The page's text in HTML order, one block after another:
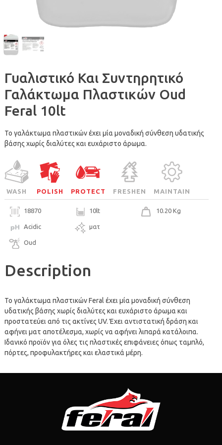
Γυαλιστικό Και Συντηρητικό
Γαλάκτωμα Πλαστικών Oud
Feral 10lt
Το γαλάκτωμα πλαστικών έχει μία μοναδική σύνθεση υδατικής
βάσης χωρίς διαλύτες και ευχάριστο άρωμα.
WASH POLISH PROTECT FRESHEN MAINTAIN
18870 10lt 10.20 Kg
Acidic ματ
Oud
Description
Το γαλάκτωμα πλαστικών Feral έχει μία μοναδική σύνθεση
υδατικής βάσης χωρίς διαλύτες και ευχάριστο άρωμα και
προστατεύει από τις ακτίνες UV. Έχει αντιστατική δράση και
αφήνει ματ αποτέλεσμα, χωρίς να αφήνει λιπαρά κατάλοιπα.
Ιδανικό προϊόν για όλες τις πλαστικές επιφάνειες όπως ταμπλό,
πόρτες, προφυλακτήρες και ελαστικά μέρη.